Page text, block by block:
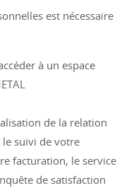
est nécessaire
à un espace
de la relation
suivi de votre
facturation, le service
de satisfaction